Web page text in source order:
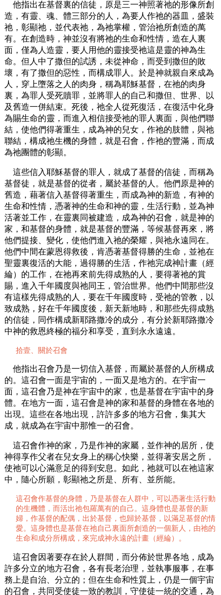
他指出在基督裏的信徒，原是三一神照著祂的形像所創
造，有靈、魂、體三部分的人，為要人作祂的器皿，盛裝
祂，彰顯祂，並代表祂，為祂掌權，管治祂所創造的萬
有。在創造時，神並沒有將祂的生命和性情，造在人裏
面，僅為人造靈，要人用他的靈接受祂這是靈的神為生
命。但人中了撒但的試誘，未從神命，而受到撒但的敗
壞，有了撒但的惡性，而構成罪人。於是神就親自來成為
人，穿上墮落之人的肉身，稱為耶穌基督，在祂的肉身
裏，為罪人受死贖罪，並將罪人的自己和撒但、世界、以
及舊造一併結束。死後，祂全人從死復活，在復活中化身
為賜生命的靈，而進入相信接受祂的罪人裏面，與他們聯
結，使他們得著重生，成為神的兒女，作祂的肢體，與祂
聯結，構成祂生機的身體，就是召會，作祂的豐滿，而成
為祂團體的彰顯。
這些信入耶穌基督的罪人，就成了基督的信徒，而稱為
基督徒，就是基督的從者，屬於基督的人。他們原是神的
舊造，藉著信入基督得著重生，而成為神的新造，有神的
生命和性情，憑著神的生命和神的靈，生活行動，並為神
活著並工作，在靈裏同被建造，成為神的召會，就是神的
家，和基督的身體，就是基督的豐滿，等候基督再來，將
他們提接、變化，使他們進入祂的榮耀，與祂永遠同在。
他們中間在蒙恩得救後，肯憑著基督得勝的生命，並祂在
聖靈裏復活的大能，過得勝的生活，作祂完成神計畫（經
綸）的工作，在祂再來前先得成熟的人，要得著祂的賞
賜，進入千年國度與祂同王，管治世界。他們中間那些沒
有這樣先得成熟的人，要在千年國度時，受祂的管教，以
致成熟，好在千年國度後，新天新地時，和那些先得成熟
的信徒，同作構成新耶路撒冷的成分，有分於新耶路撒冷
中神的救恩終極的福分和享受，直到永永遠遠。
拾壹、關於召會
他指出召會乃是一切信入基督，而屬於基督的人所構成
的。這召會一面是宇宙的，一面又是地方的。在宇宙一
面，這召會乃是神在宇宙中的家，也是基督在宇宙中的身
體。在地方一面，這召會是神的家和基督的身體在各地的
出現。這些在各地出現，許許多多的地方召會，集其大
成，就成為在宇宙中那惟一的召會。
這召會作神的家，乃是作神的家屬，並作神的居所，使
神得享作父者在兒女身上的稱心快樂，並得著安居之所，
使祂可以心滿意足的得到安息。如此，祂就可以在祂這家
中，隨心所願，彰顯祂之所是、所有、並所能。
這召會作基督的身體，乃是基督在人群中，可以憑著生活行動
的生機體，而活出祂包羅萬有的自己。這身體也是基督的新
婦，作基督的配偶，出於基督，也歸於基督，以滿足基督的情
愛。這身體也是基督在祂自己裏面所創造的一個新人，由祂的
生命和成分所構成，來完成神永遠的計畫（經綸）。
這召會因著要存在於人群間，而分佈於世界各地，成為
許多分立的地方召會，各有長老治理，並執事服事，在事
務上是自治、分立的；但在生命和性質上，仍是一個宇宙
的召會，共同受使徒一致的教訓，守使徒一統的交通，為